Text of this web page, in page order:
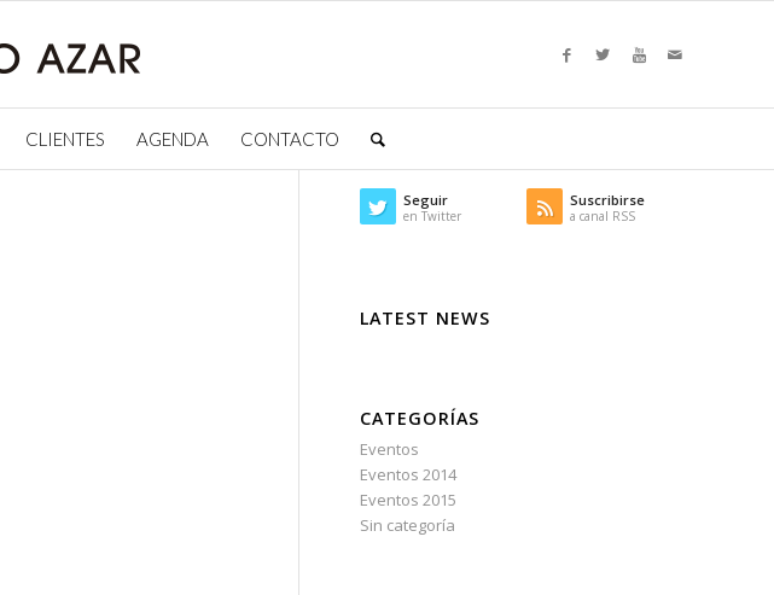
CLIENTES AGENDA CONTACTO
Seguir
en Twitter
Suscribirse
a canal RSS
LATEST NEWS
CATEGORÍAS
Eventos
Eventos 2014
Eventos 2015
Sin categoría